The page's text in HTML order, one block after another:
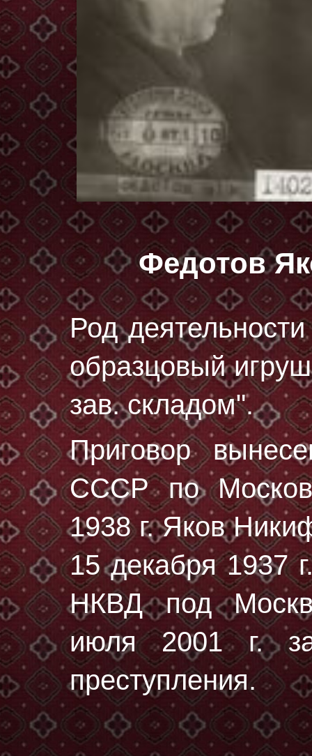
Федотов
Род
образцовый
зав. складом".
Приговор
СССР по
1938 г. Яков
15 декaбря 1937
НКВД под
июля 2001 г. за
преступления.